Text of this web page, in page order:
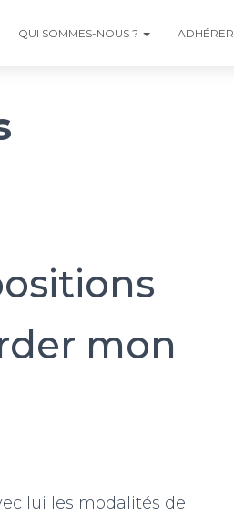
QUI SOMMES-NOUS ? ADHÉRER
mon
lui les modalités de